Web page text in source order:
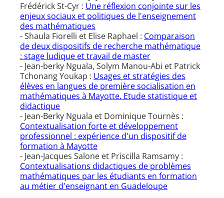
Frédérick St-Cyr : Une réflexion conjointe sur les
enjeux sociaux et politiques de l'enseignement
des mathématiques
- Shaula Fiorelli et Elise Raphael : Comparaison
de deux dispositifs de recherche mathématique
: stage ludique et travail de master
- Jean-berky Nguala, Solym Manou-Abi et Patrick
Tchonang Youkap : Usages et stratégies des
élèves en langues de première socialisation en
mathématiques à Mayotte. Etude statistique et
didactique
- Jean-Berky Nguala et Dominique Tournès :
Contextualisation forte et développement
professionnel : expérience d'un dispositif de
formation à Mayotte
- Jean-Jacques Salone et Priscilla Ramsamy :
Contextualisations didactiques de problèmes
mathématiques par les étudiants en formation
au métier d'enseignant en Guadeloupe